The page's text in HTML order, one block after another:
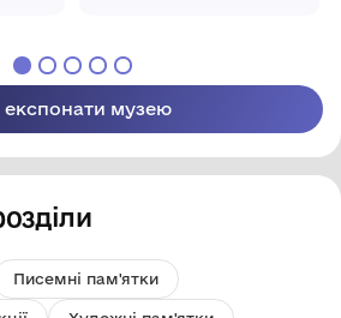
експонати музею
Писемні пам'ятки